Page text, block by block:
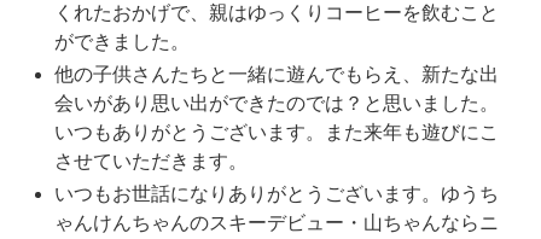
くれたおかげで、親はゆっくりコーヒーを飲むこと
ができました。
他の子供さんたちと一緒に遊んでもらえ、新たな出
会いがあり思い出ができたのでは？と思いました。
いつもありがとうございます。また来年も遊びにこ
させていただきます。
いつもお世話になりありがとうございます。ゆうち
ゃんけんちゃんのスキーデビュー・山ちゃんならニ